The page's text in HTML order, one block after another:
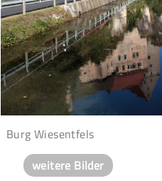
Burg Wiesentfels
weitere Bilder